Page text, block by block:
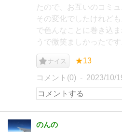
たので、お互いのコミ
その変化でしたけれど
で色んなことに巻き込
うで微笑ましかったです
ナイス ★13
コメント(0) 2023/10/
のんの